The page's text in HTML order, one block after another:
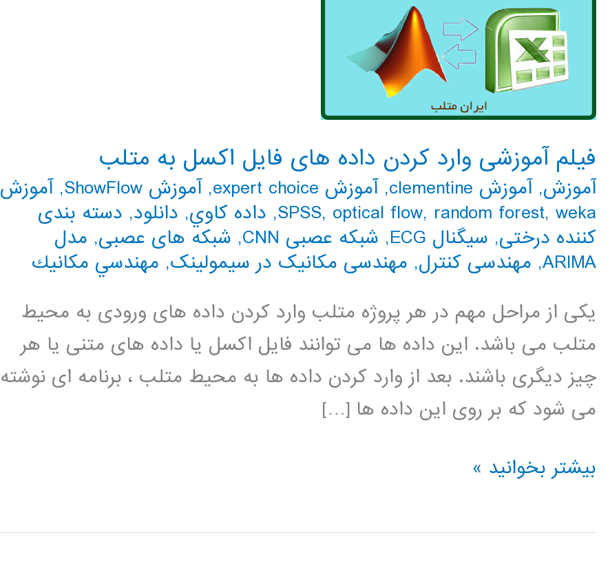
فیلم آموزشی وارد کردن داده های فایل اکسل به متلب
آموزش,آموزش clementine ,آموزش expert choice ,آموزش ShowFlow ,آموزش
SPSS, optical flow, random forest, weka
, داده كاوي, دانلود, دسته بندی
کننده درختی, سیگنال ECG , شبکه عصبی CNN , شبکه های عصبی, مدل
ARIMA
, مهندسی کنترل, مهندسی مکانیک در سیمولینک, مهندسي مكانيك
یکی از مراحل مهم در هر پروژه متلب وارد کردن داده های ورودی به محیط
متلب می باشد. این داده ها می توانند فایل اکسل یا داده های متنی یا هر
چیز دیگری باشند. بعد از وارد کردن داده ها به محیط متلب ، برنامه ای نوشته
می شود که بر روی این داده ها […]
فیلم
وارد
بیشتر بخوانید »